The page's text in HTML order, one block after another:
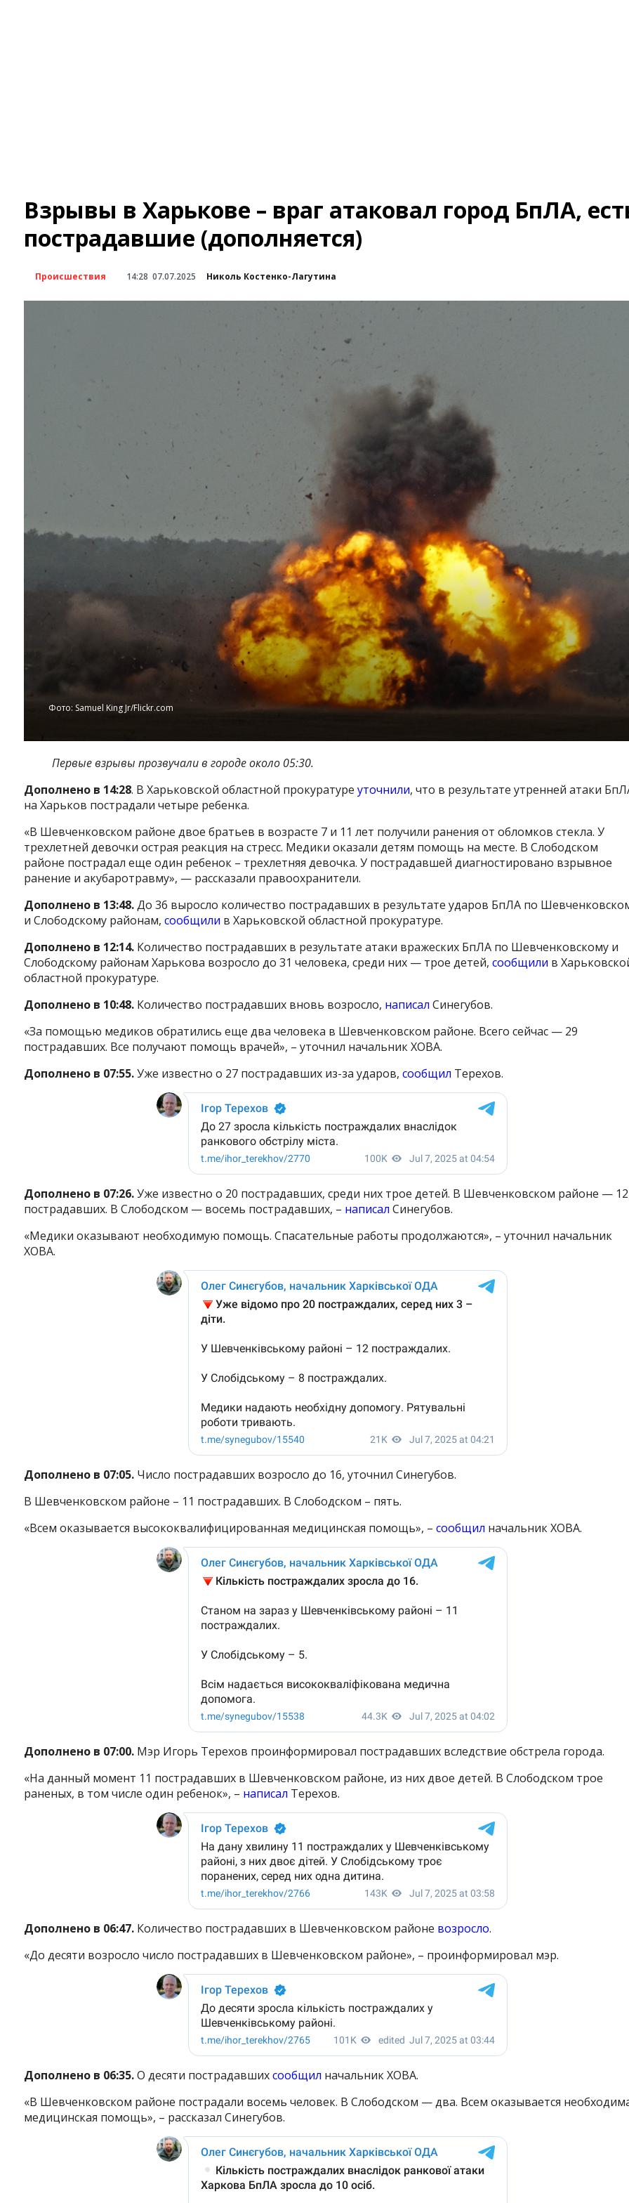
Взрывы в Харькове – враг атаковал город БпЛА,
пострадавшие (дополняется)
Происшествия 14:28 07.07.2025 Николь Костенко-Лагутина
Фото: Samuel King Jr/Flickr.com
Первые взрывы прозвучали в городе около 05:30.
Дополнено в 14:28. В Харьковской областной прокуратуре уточнили, что в результате утренней атаки
на Харьков пострадали четыре ребенка.
«В Шевченковском районе двое братьев в возрасте 7 и 11 лет получили ранения от обломков стекла. У
трехлетней девочки острая реакция на стресс. Медики оказали детям помощь на месте. В Слободском
районе пострадал еще один ребенок – трехлетняя девочка. У пострадавшей диагностировано взрывное
ранение и акубаротравму», — рассказали правоохранители.
Дополнено в 13:48.До 36 выросло количество пострадавших в результате ударов БпЛА по
и Слободскому районам, сообщили в Харьковской областной прокуратуре.
Дополнено в 12:14.Количество пострадавших в результате атаки вражеских БпЛА по Шевченковскому и
Слободскому районам Харькова возросло до 31 человека, среди них — трое детей, сообщили в
областной прокуратуре.
Дополнено в 10:48.Количество пострадавших вновь возросло, написал Синегубов.
«За помощью медиков обратились еще два человека в Шевченковском районе. Всего сейчас — 29
пострадавших. Все получают помощь врачей», – уточнил начальник ХОВА.
Дополнено в 07:55.Уже известно о 27 пострадавших из-за ударов, сообщил Терехов.
Дополнено в 07:26.Уже известно о 20 пострадавших, среди них трое детей. В Шевченковском районе — 12
пострадавших. В Слободском — восемь пострадавших, – написал Синегубов.
«Медики оказывают необходимую помощь. Спасательные работы продолжаются», – уточнил начальник
ХОВА.
Дополнено в 07:05.Число пострадавших возросло до 16, уточнил Синегубов.
В Шевченковском районе – 11 пострадавших. В Слободском – пять.
«Всем оказывается высококвалифицированная медицинская помощь», – сообщил начальник ХОВА.
Дополнено в 07:00.Мэр Игорь Терехов проинформировал пострадавших вследствие обстрела города.
«На данный момент 11 пострадавших в Шевченковском районе, из них двое детей. В Слободском трое
раненых, в том числе один ребенок», – написал Терехов.
Дополнено в 06:47.Количество пострадавших в Шевченковском районе возросло.
«До десяти возросло число пострадавших в Шевченковском районе», – проинформировал мэр.
Дополнено в 06:35.О десяти пострадавшихсообщил начальник ХОВА.
«В Шевченковском районе пострадали восемь человек. В Слободском — два. Всем оказывается
медицинская помощь», – рассказал Синегубов.
InstagramFacebook
TwitterYoutube